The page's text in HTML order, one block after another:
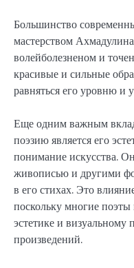
Большинство
мастерством
волейболезненом и
красивые и сильные
равняться его уровню
Еще одним важным
поэзию является его
понимание искусства.
живописью и другими
в его стихах. Это
поскольку многие
эстетике и визуальному
произведений.